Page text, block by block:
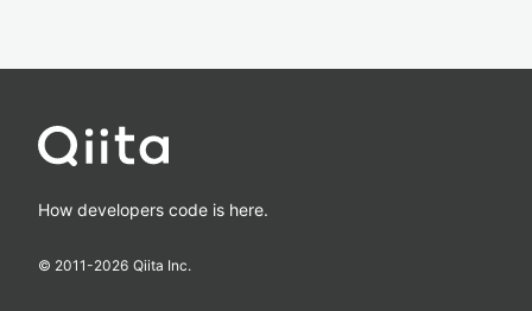
How developers code is here.
© 2011-2026 Qiita Inc.